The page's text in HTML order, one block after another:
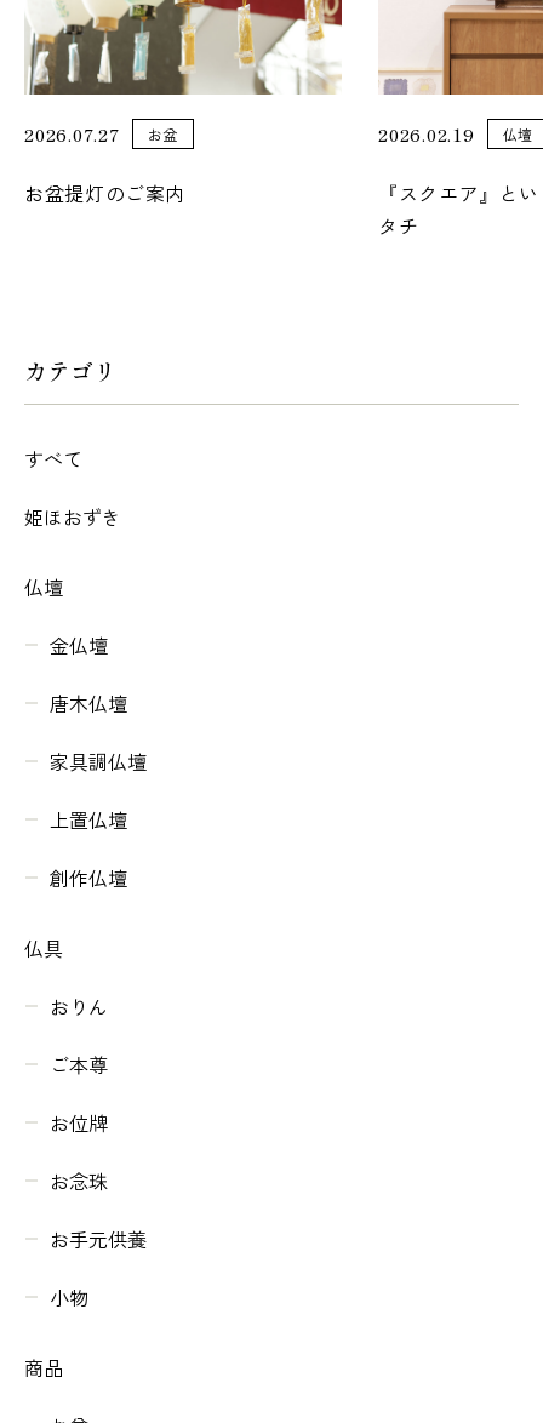
2026.07.27 お盆
お盆提灯のご案内
2026.02.19 仏壇
『スクエア』と
タチ
カテゴリ
すべて
姫ほおずき
仏壇
金仏壇
唐木仏壇
家具調仏壇
上置仏壇
創作仏壇
仏具
おりん
ご本尊
お位牌
お念珠
お手元供養
小物
商品